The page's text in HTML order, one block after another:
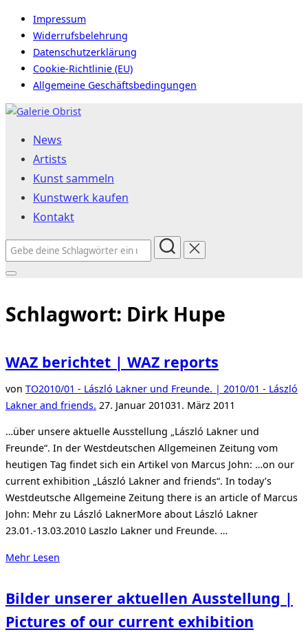
Impressum
Widerrufsbelehrung
Datenschutzerklärung
Cookie-Richtlinie (EU)
Allgemeine Geschäftsbedingungen
Zum
springenNews
Artists
Kunst sammeln
Kunstwerk kaufen
Kontakt
Suchen
nach:
Seitenleiste
Navigation
umschalten
Schlagwort: Dirk Hupe
WAZ berichtet | WAZ reports
von TO2010/01 - László Lakner und Freunde. | 2010/01 - László
Lakner and friends. Veröffentlicht
27. Januar 201031. März 2011
…über unsere aktuelle Ausstellung „László Lakner und
Freunde“. In der Westdeutschen Allgemeinen Zeitung vom
heutigen Tag findet sich ein Artikel von Marcus John: …on our
current exhibition „László Lakner and friends“. In today’s
Westdeutsche Allgemeine Zeitung there is an article of Marcus
John: Mehr zu László LaknerMore about László Lakner
23.01.-13.03.2010 Laszlo Lakner und Freunde. …
Mehr über
|
WAZ
Lesen
Bilder unserer aktuellen Ausstellung |
Pictures of our current exhibition